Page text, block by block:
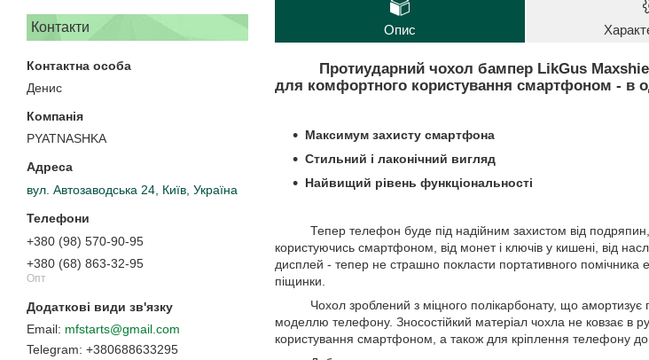
Контакти
Денис
PYATNASHKA
вул. Автозаводська 24, Київ, Україна
+380 (98) 570-90-95
+380 (68) 863-32-95
Опт
mfstarts@gmail.com
+380688633295
Опис
Протиударний чохол бампер LikGus
для комфортного користування смартфоном - в
Максимум захисту смартфона
Стильний і лаконічний вигляд
Найвищий рівень функціональності
Тепер телефон буде під надійним захистом від
користуючись смартфоном, від монет і ключів у кишені, від
дисплей - тепер не страшно покласти портативного
піщинки.
Чохол зроблений з міцного полікарбонату, що амортизує
моделлю телефону. Зносостійкий матеріал чохла не ковзає в
користування смартфоном, а також для кріплення телефону до